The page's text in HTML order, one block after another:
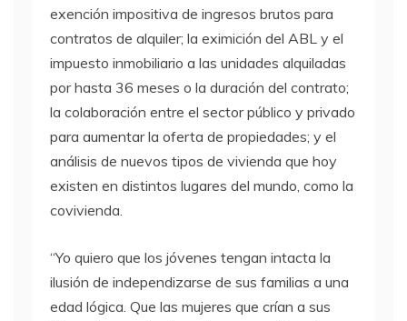
exención impositiva de ingresos brutos para
contratos de alquiler; la eximición del ABL y el
impuesto inmobiliario a las unidades alquiladas
por hasta 36 meses o la duración del contrato;
la colaboración entre el sector público y privado
para aumentar la oferta de propiedades; y el
análisis de nuevos tipos de vivienda que hoy
existen en distintos lugares del mundo, como la
covivienda.
“Yo quiero que los jóvenes tengan intacta la
ilusión de independizarse de sus familias a una
edad lógica. Que las mujeres que crían a sus